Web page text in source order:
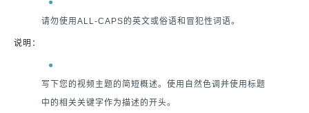
请勿使用ALL-CAPS的英文或俗语和冒犯性词语。
说明：
写下您的视频主题的简短概述。使用自然色调并使用标题
中的相关关键字作为描述的开头。